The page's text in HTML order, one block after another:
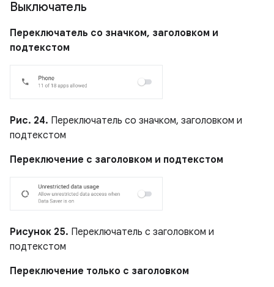
Выключатель
Переключатель со значком, заголовком и
подтекстом
Рис. 24. Переключатель со значком, заголовком и
подтекстом
Переключение с заголовком и подтекстом
Рисунок 25. Переключатель с заголовком и
подтекстом
Переключение только с заголовком